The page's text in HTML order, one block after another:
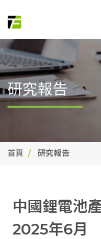
研究報告
首頁 研究報告
中國鋰電池
2025年6月